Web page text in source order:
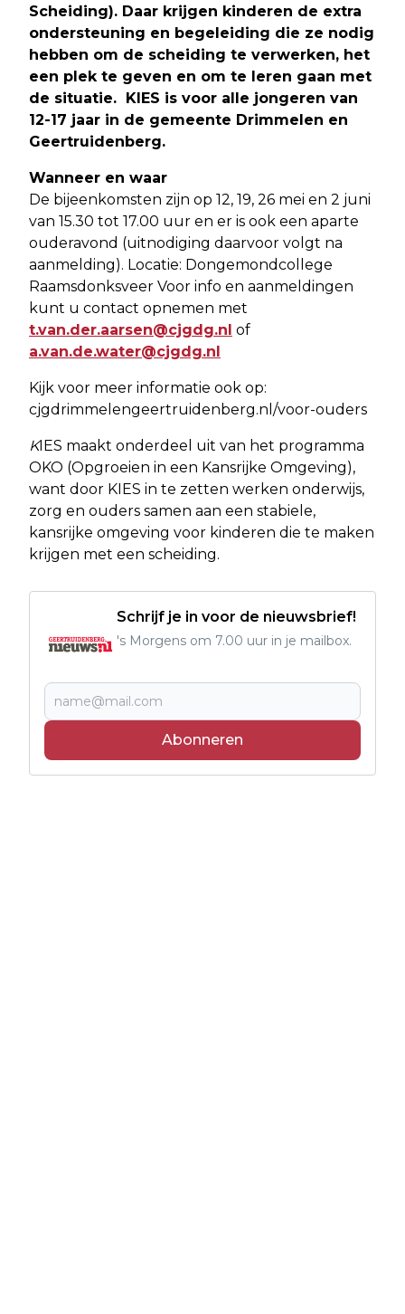
Scheiding). Daar krijgen kinderen de extra
ondersteuning en begeleiding die ze nodig
hebben om de scheiding te verwerken, het
een plek te geven en om te leren gaan met
de situatie. KIES is voor alle jongeren van
12-17 jaar in de gemeente Drimmelen en
Geertruidenberg.
Wanneer en waar
De bijeenkomsten zijn op 12, 19, 26 mei en 2 juni
van 15.30 tot 17.00 uur en er is ook een aparte
ouderavond (uitnodiging daarvoor volgt na
aanmelding). Locatie: Dongemondcollege
Raamsdonksveer Voor info en aanmeldingen
kunt u contact opnemen met
t.van.der.aarsen@cjgdg.nl of
a.van.de.water@cjgdg.nl
Kijk voor meer informatie ook op:
cjgdrimmelengeertruidenberg.nl/voor-ouders
KIES maakt onderdeel uit van het programma
OKO (Opgroeien in een Kansrijke Omgeving),
want door KIES in te zetten werken onderwijs,
zorg en ouders samen aan een stabiele,
kansrijke omgeving voor kinderen die te maken
krijgen met een scheiding.
Schrijf je in voor de nieuwsbrief!
's Morgens om 7.00 uur in je mailbox.
Abonneren